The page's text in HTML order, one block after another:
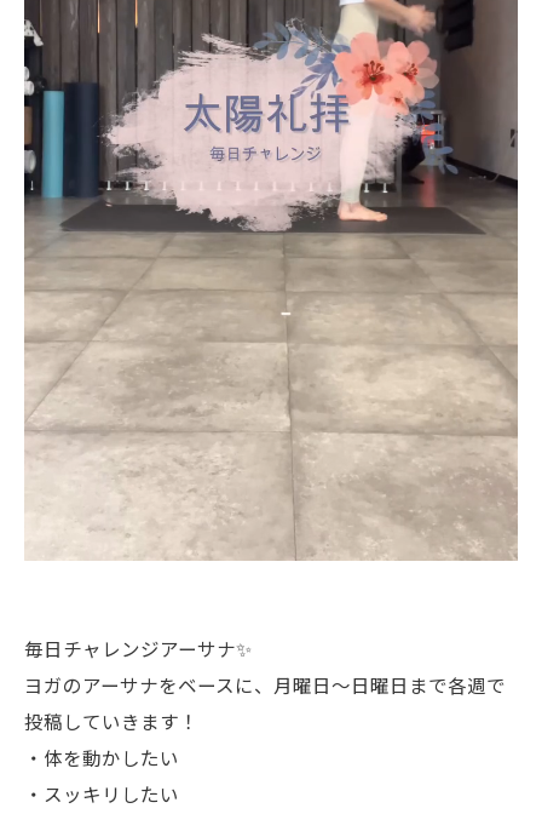
毎日チャレンジアーサナ✨
ヨガのアーサナをベースに、月曜日〜日曜日まで各週で
投稿していきます！
・体を動かしたい
・スッキリしたい